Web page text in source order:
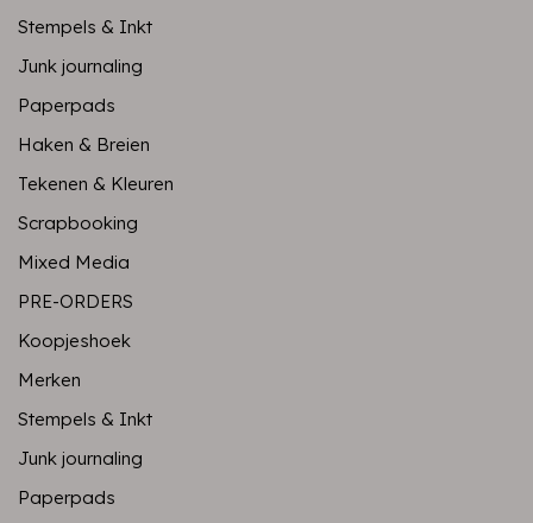
Stempels & Inkt
Junk journaling
Paperpads
Haken & Breien
Tekenen & Kleuren
Scrapbooking
Mixed Media
PRE-ORDERS
Koopjeshoek
Merken
Stempels & Inkt
Junk journaling
Paperpads